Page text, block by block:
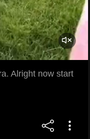
Alright now start